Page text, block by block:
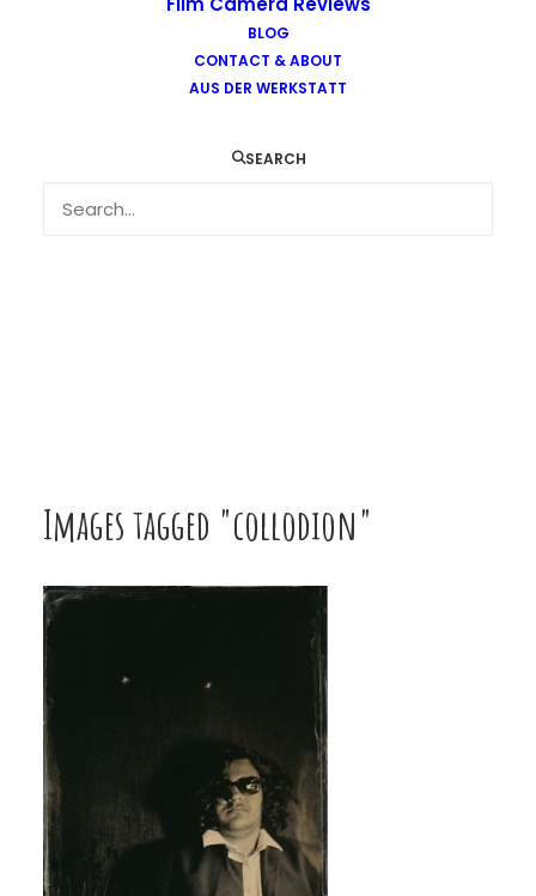
BLOG
CONTACT & ABOUT
AUS DER WERKSTATT
SEARCH
Images tagged "collodion"